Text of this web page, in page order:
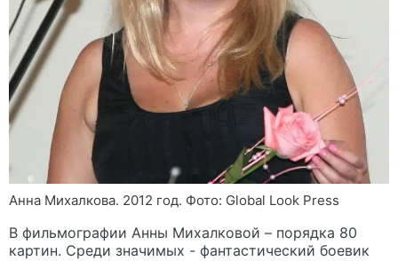
Анна Михалкова. 2012 год. Фото: Global Look Press
В фильмографии Анны Михалковой – порядка 80
картин. Среди значимых - фантастический боевик